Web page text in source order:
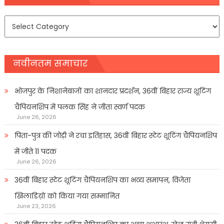
समाचार
नवीनतम समाचार
भोजपुर के निशानेबाजों का शानदार प्रदर्शन, 36वीं बिहार राज्य शूटिंग
चैंपियनशिप में पलक सिंह ने जीता स्वर्ण पदक
June 26, 2026
पिता-पुत्र की जोड़ी ने रचा इतिहास, 36वीं बिहार स्टेट शूटिंग चैंपियनशिप
में जीते 11 पदक
June 26, 2026
36वीं बिहार स्टेट शूटिंग चैंपियनशिप का भव्य समापन, विजेता
खिलाडिय़ों को किया गया सम्मानित
June 23, 2026